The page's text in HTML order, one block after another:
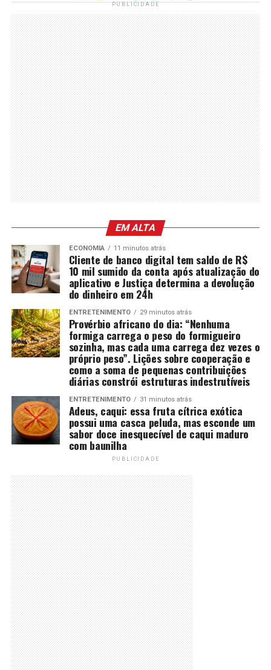
PUBLICIDADE
EM ALTA
ECONOMIA 11 minutos atrás
Cliente de banco digital tem saldo de R$
10 mil sumido da conta após atualização do
aplicativo e Justiça determina a devolução
do dinheiro em 24h
ENTRETENIMENTO 29 minutos atrás
Provérbio africano do dia: “Nenhuma
formiga carrega o peso do formigueiro
sozinha, mas cada uma carrega dez vezes o
próprio peso”. Lições sobre cooperação e
como a soma de pequenas contribuições
diárias constrói estruturas indestrutíveis
ENTRETENIMENTO 31 minutos atrás
Adeus, caqui: essa fruta cítrica exótica
possui uma casca peluda, mas esconde um
sabor doce inesquecível de caqui maduro
com baunilha
PUBLICIDADE